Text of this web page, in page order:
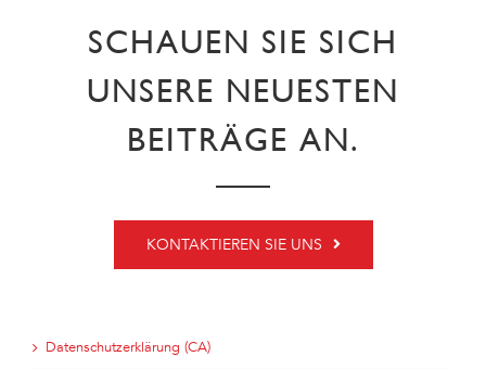
SCHAUEN SIE SICH
UNSERE NEUESTEN
BEITRÄGE AN.
KONTAKTIEREN SIE UNS
Datenschutzerklärung (CA)